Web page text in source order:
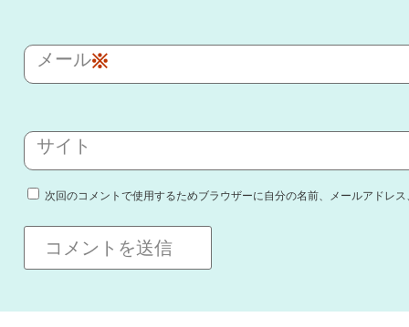
メール※
サイト
次回のコメントで使用するためブラウザーに自分の名前、メールアドレ